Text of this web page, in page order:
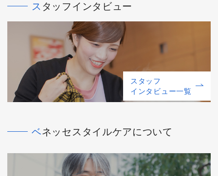
スタッフインタビュー
スタッフ
インタビュー一覧
ベネッセスタイルケアについて